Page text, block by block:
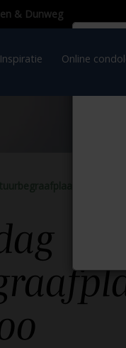
Inspiratie